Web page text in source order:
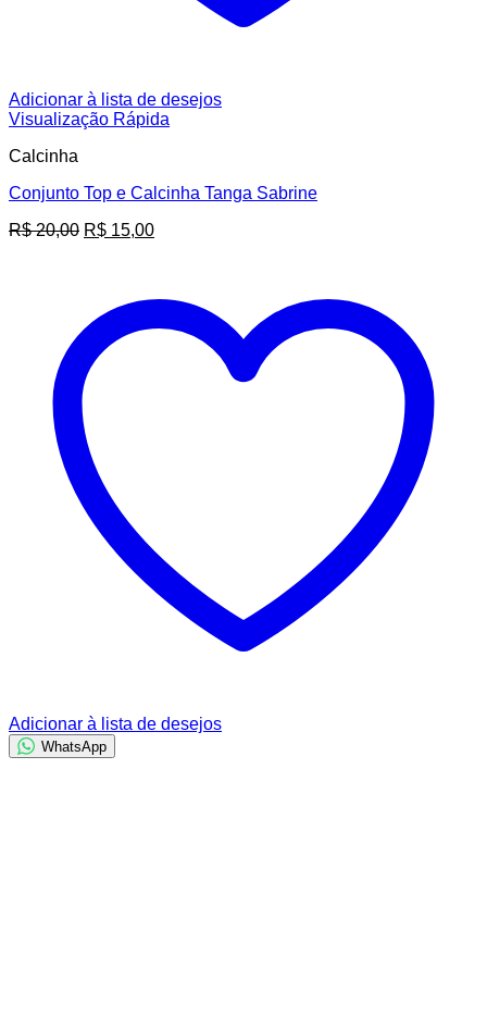
Adicionar à lista de desejos
Visualização Rápida
Calcinha
Conjunto Top e Calcinha Tanga Sabrine
R$20,00 O
R$ 20,00.
R$ 15,00O
R$ 15,00.
Adicionar à lista de desejos
WhatsApp